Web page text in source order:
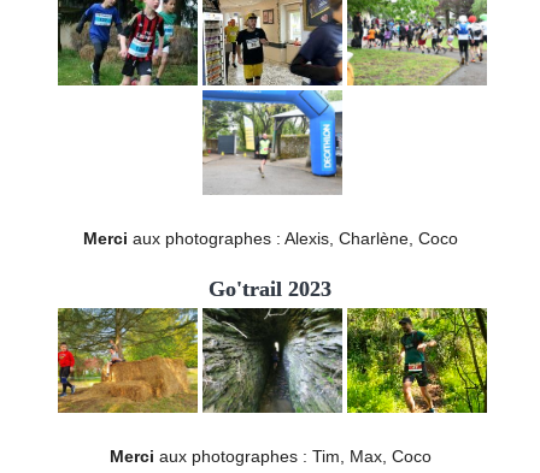
Merci aux photographes : Alexis, Charlène, Coco
Go'trail 2023
Merci aux photographes : Tim, Max, Coco